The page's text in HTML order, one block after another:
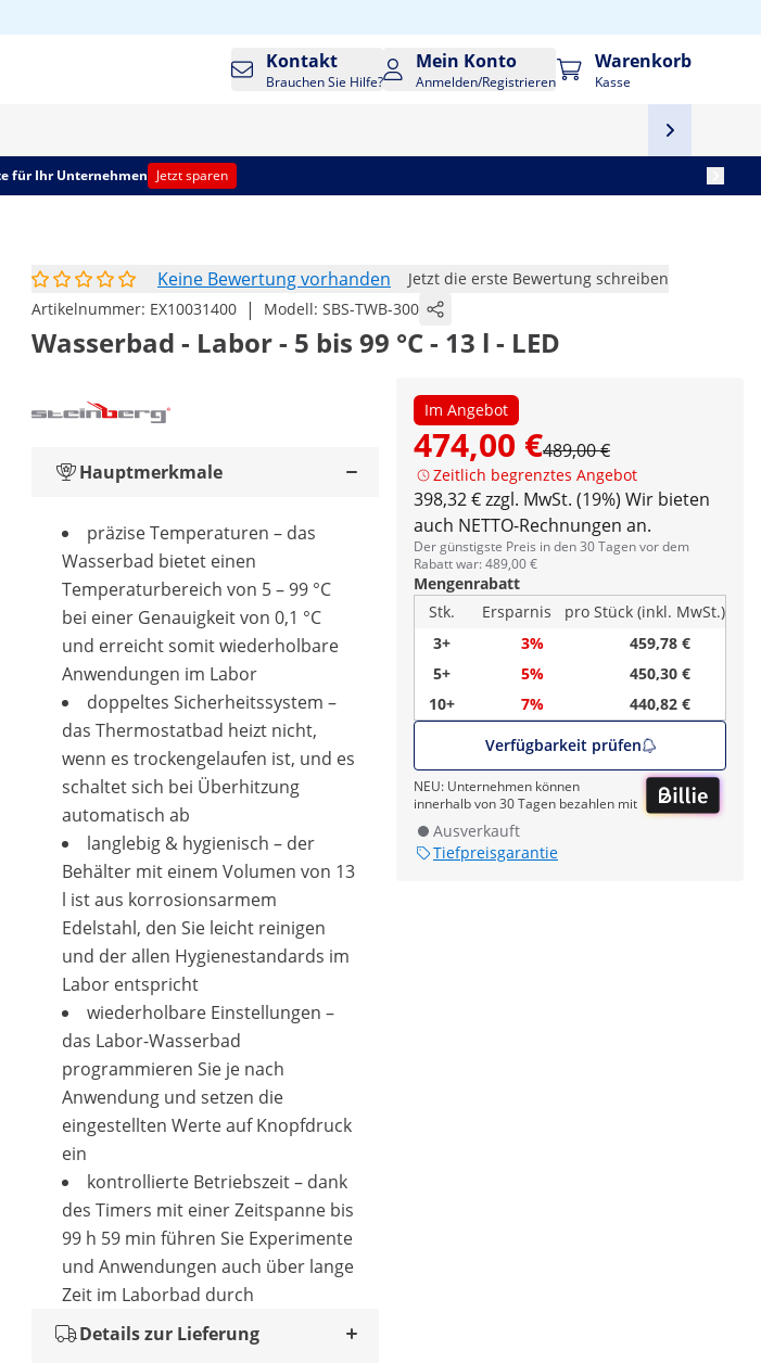
Kontakt
Brauchen Sie Hilfe?
Mein Konto
Anmelden/Registrieren
Warenkorb
Kasse
für Ihr Unternehmen Jetzt sparen
Keine Bewertung vorhanden
Jetzt die erste Bewertung schreiben
Artikelnummer: EX10031400 | Modell: SBS-TWB-300
Wasserbad - Labor - 5 bis 99 °C - 13 l - LED
Im Angebot
474,00 €489,00 €
Zeitlich begrenztes Angebot
398,32 € zzgl. MwSt. (19%) Wir bieten
auch NETTO-Rechnungen an.
Der günstigste Preis in den 30 Tagen vor dem
Rabatt war: 489,00 €
Mengenrabatt
Stk.
Ersparnis
pro Stück (inkl. MwSt.)
3+
3%
459,78 €
5+
5%
450,30 €
10+
7%
440,82 €
Verfügbarkeit prüfen
NEU: Unternehmen können
innerhalb von 30 Tagen bezahlen mit
Ausverkauft
Tiefpreisgarantie
Hauptmerkmale
präzise Temperaturen – das
Wasserbad bietet einen
Temperaturbereich von 5 – 99 °C
bei einer Genauigkeit von 0,1 °C
und erreicht somit wiederholbare
Anwendungen im Labor
doppeltes Sicherheitssystem –
das Thermostatbad heizt nicht,
wenn es trockengelaufen ist, und es
schaltet sich bei Überhitzung
automatisch ab
langlebig & hygienisch – der
Behälter mit einem Volumen von 13
l ist aus korrosionsarmem
Edelstahl, den Sie leicht reinigen
und der allen Hygienestandards im
Labor entspricht
wiederholbare Einstellungen –
das Labor-Wasserbad
programmieren Sie je nach
Anwendung und setzen die
eingestellten Werte auf Knopfdruck
ein
kontrollierte Betriebszeit – dank
des Timers mit einer Zeitspanne bis
99 h 59 min führen Sie Experimente
und Anwendungen auch über lange
Zeit im Laborbad durch
Details zur Lieferung